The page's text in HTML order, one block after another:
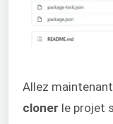
Allez
cloner le projet